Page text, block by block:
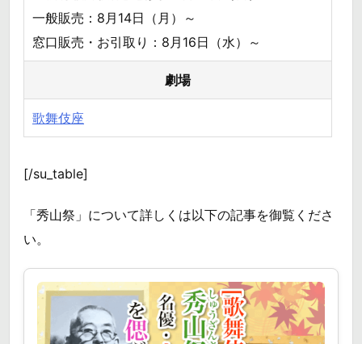
一般販売：8月14日（月）～
窓口販売・お引取り：8月16日（水）～
劇場
歌舞伎座
[/su_table]
「秀山祭」について詳しくは以下の記事を御覧くださ
い。